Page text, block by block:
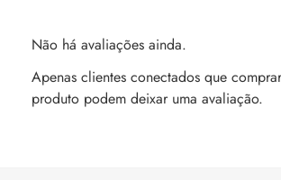
Não há avaliações ainda.
Apenas clientes conectados que
produto podem deixar uma avaliação.